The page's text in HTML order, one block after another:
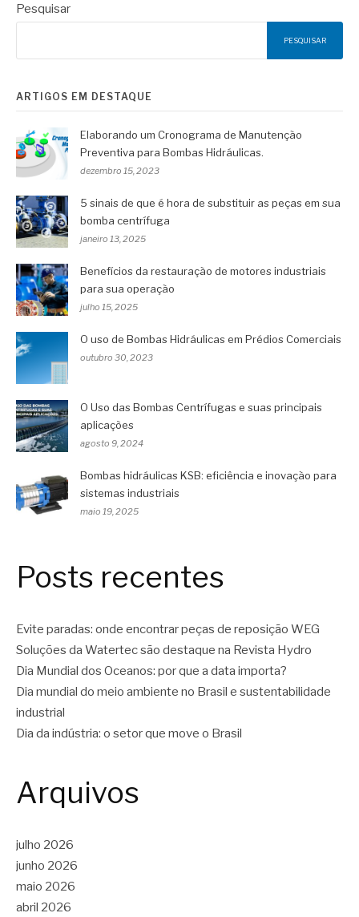
Pesquisar
PESQUISAR
ARTIGOS EM DESTAQUE
Elaborando um Cronograma de Manutenção
Preventiva para Bombas Hidráulicas.
dezembro 15, 2023
5 sinais de que é hora de substituir as peças em sua
bomba centrífuga
janeiro 13, 2025
Benefícios da restauração de motores industriais
para sua operação
julho 15, 2025
O uso de Bombas Hidráulicas em Prédios Comerciais
outubro 30, 2023
O Uso das Bombas Centrífugas e suas principais
aplicações
agosto 9, 2024
Bombas hidráulicas KSB: eficiência e inovação para
sistemas industriais
maio 19, 2025
Posts recentes
Evite paradas: onde encontrar peças de reposição WEG
Soluções da Watertec são destaque na Revista Hydro
Dia Mundial dos Oceanos: por que a data importa?
Dia mundial do meio ambiente no Brasil e sustentabilidade
industrial
Dia da indústria: o setor que move o Brasil
Arquivos
julho 2026
junho 2026
maio 2026
abril 2026